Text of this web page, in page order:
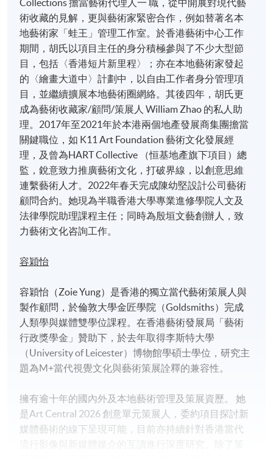
術收藏的見解，更與藝術家緊密合作，例如替著名本
地藝術家「蛙王」管理工作室。於香港藝術中心工作
期間，胡氏以項目主任的身分積極參與了不少大型節
目，包括〈香港短片新里程〉；亦在本地藝術家發起
的〈繪畫大道中〉計劃中，以自由工作者身分管理項
目，並繼續擴展本地藝術圈網絡。其後四年，胡氏更
成為藝術收藏家/顧問/策展人 William Zhao 的私人助
理。2017年至2021年於本港兩個地產發展商集團擔當
關鍵職位，如 K11 Art Foundation 藝術文化發展經
理，及曾為HART Collective （恒基地產旗下項目）總
監，銳意致力推廣藝術文化，打破界線，以創意思維
連繫藝術人才。2022年春天完成陳幼堅設計公司藝術
顧問合約。她現為半職香港大學專業進修學院人文及
法律學院助理課程主任；同時為殷垣文藝創辦人，致
力藝術文化咨詢工作。
容穎怡
容穎怡（Zoie Yung）是香港的獨立當代藝術策展人與
製作顧問，於倫敦大學金匠學院（Goldsmiths）完成
人類學與媒體雙學位課程。在香港藝術發展局「藝術
行政獎學金」贊助下，於去年取得李斯特大學
（University of Leicester）博物館學碩士學位，研究主
題為M+當代視覺文化與藝術策展詮釋的兼容性。
擁有逾十年的國內外及本地藝術管理及策展資歷。 她
是Art Central 2026 創意單元策展人，委約項目探討新
媒體藝術的線下呈現可能，目前亦持續針對香港當代
流行影像與新媒體媒介的互讀進行深度研究。除了策